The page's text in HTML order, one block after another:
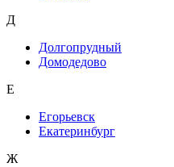
Д
Долгопрудный
Домодедово
Е
Егорьевск
Екатеринбург
Ж